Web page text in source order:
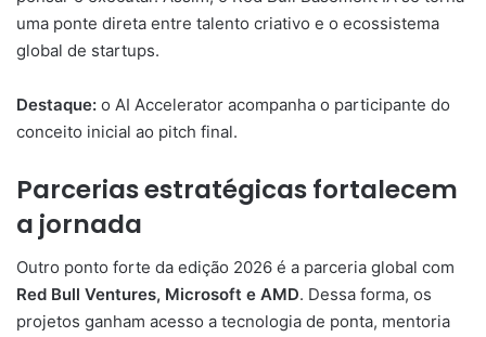
uma ponte direta entre talento criativo e o ecossistema
global de startups.
Destaque: o AI Accelerator acompanha o participante do
conceito inicial ao pitch final.
Parcerias estratégicas fortalecem
a jornada
Outro ponto forte da edição 2026 é a parceria global com
Red Bull Ventures, Microsoft e AMD. Dessa forma, os
projetos ganham acesso a tecnologia de ponta, mentoria